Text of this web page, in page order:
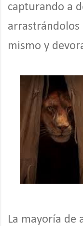
capturando a
arrastrándolos
mismo y
La mayoría de